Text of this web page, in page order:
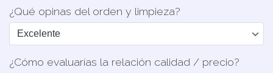
¿Qué opinas del orden y limpieza?
¿Cómo evaluarías la relación calidad / precio?